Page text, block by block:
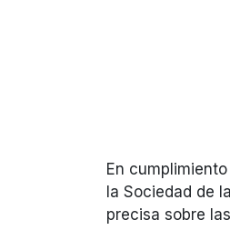
En
la Sociedad de
precisa sobre